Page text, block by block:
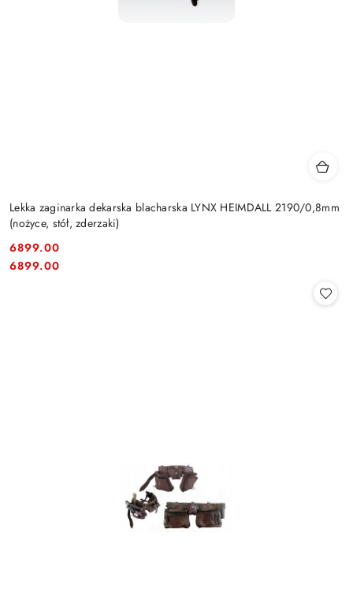
Lekka zaginarka dekarska blacharska LYNX HEIMDALL 2190/0,8mm
(nożyce, stół, zderzaki)
Cena:
6899.00
Cena:
6899.00